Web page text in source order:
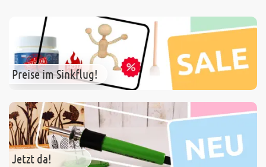
Preise im Sinkflug!
Jetzt da!